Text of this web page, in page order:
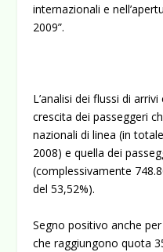
internazionali e
2009”.
L’analisi dei flussi di
crescita dei passeggeri
nazionali di linea (in
2008) e quella dei
(complessivamente
del 53,52%).
Segno positivo anche
che raggiungono quota